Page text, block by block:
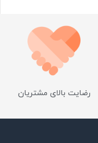
رضایت بالای مشتریان